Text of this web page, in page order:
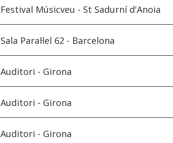
Festival Músicveu - St Sadurní d'Anoia
Sala Paral·lel 62 - Barcelona
Auditori - Girona
Auditori - Girona
Auditori - Girona